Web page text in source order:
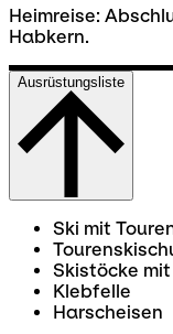
Heimreise:
Habkern.
Ausrüstungsliste
Ski mit
Skistöcke
Klebfelle
Harscheisen